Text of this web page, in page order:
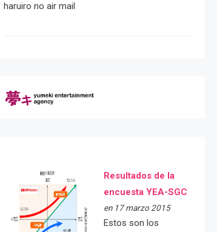
haruiro no air mail
Resultados de la
encuesta YEA-SGC
en 17 marzo 2015
Estos son los